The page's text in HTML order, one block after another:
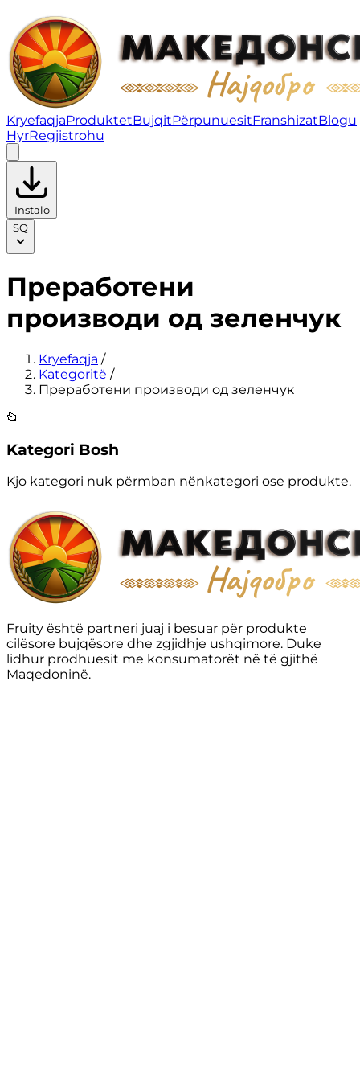
Преработени производи од зеленчук | Fruity
KryefaqjaProduktetBujqitPërpunuesitFranshizatBlogu
HyrRegjistrohu
Instalo
SQ
Преработени
производи од зеленчук
Kryefaqja /
Kategoritë /
Преработени производи од зеленчук
📂
Kategori Bosh
Kjo kategori nuk përmban nënkategori ose produkte.
Fruity është partneri juaj i besuar për produkte
cilësore bujqësore dhe zgjidhje ushqimore. Duke
lidhur prodhuesit me konsumatorët në të gjithë
Maqedoninë.